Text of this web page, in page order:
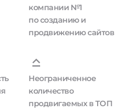
компании №1
по созданию и
продвижению сайтов
Неограниченное
количество
продвигаемых в ТОП